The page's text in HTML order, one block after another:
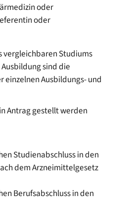
oder
oder
vergleichbaren Studiums
sind die
einzelnen Ausbildungs- und
Antrag gestellt werden
Studienabschluss in den
dem Arzneimittelgesetz
Berufsabschluss in den